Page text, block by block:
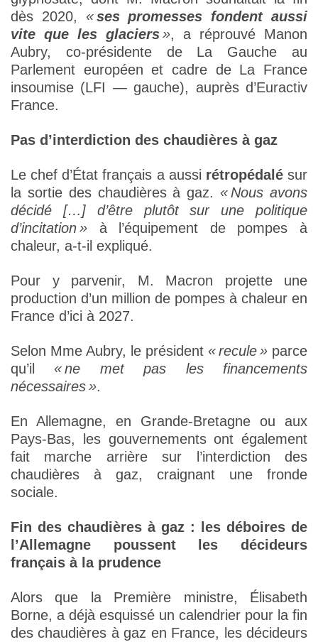
dès 2020, «ses promesses fondent aussi
vite que les glaciers», a réprouvé Manon
Aubry, co-présidente de La Gauche au
Parlement européen et cadre de La France
insoumise (LFI — gauche), auprès d’Euractiv
France.
Pas d’interdiction des chaudières à gaz
Le chef d’État français a aussi rétropédalésur
la sortie des chaudières à gaz. « Nous avons
décidé […] d’être plutôt sur une politique
d’incitation » à l’équipement de pompes à
chaleur, a-t-il expliqué.
Pour y parvenir, M. Macron projette une
production d’un million de pompes à chaleur en
France d’ici à 2027.
Selon Mme Aubry, le président « recule » parce
qu’il « ne met pas les financements
nécessaires ».
En Allemagne, en Grande-Bretagne ou aux
Pays-Bas, les gouvernements ont également
fait marche arrière sur l’interdiction des
chaudières à gaz, craignant une fronde
sociale.
Fin des chaudières à gaz : les déboires de
l’Allemagne poussent les décideurs
français à la prudence
Alors que la Première ministre, Élisabeth
Borne, a déjà esquissé un calendrier pour la fin
des chaudières à gaz en France, les décideurs